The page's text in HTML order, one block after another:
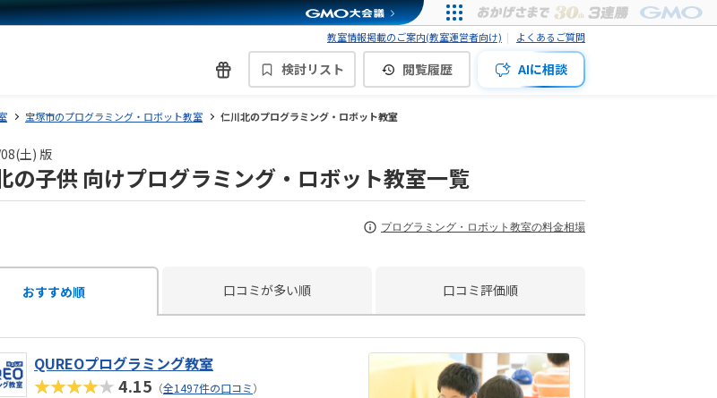
教室情報掲載のご案内(教室運営者向け) よくあるご質問
検討リスト 閲覧履歴 AIに相談
宝塚市のプログラミング・ロボット教室 仁川北のプログラミング・ロボット教室
土) 版
の子供 向けプログラミング・ロボット教室一覧
プログラミング・ロボット教室の料金相場
おすすめ順 口コミが多い順 口コミ評価順
QUREOプログラミング教室
★★★★★4.15 （全1497件の口コミ）